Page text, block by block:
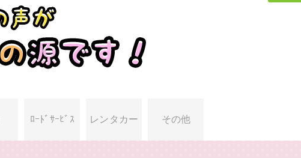
ﾛｰﾄﾞｻｰﾋﾞｽ レンタカー その他